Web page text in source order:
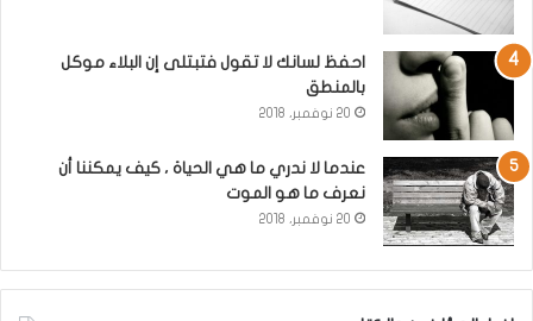
احفظ لسانك لا تقول فتبتلى إن البلاء موكل
بالمنطق
20 نوفمبر، 2018
عندما لا ندري ما هي الحياة ، كيف يمكننا أن
نعرف ما هو الموت
20 نوفمبر، 2018